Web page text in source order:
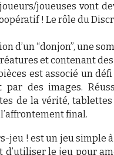
joueuses vont
! Le rôle du
d’un “donjon”, une
et contenant
est associé un
par des images.
de la vérité,
final.
jeu ! est un jeu simple
d’utiliser le jeu pour